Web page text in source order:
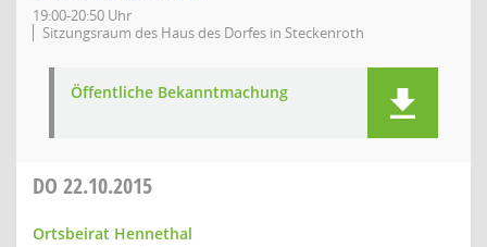
19:00-20:50 Uhr
Sitzungsraum des Haus des Dorfes in Steckenroth
Öffentliche Bekanntmachung
DO 22.10.2015
Ortsbeirat Hennethal